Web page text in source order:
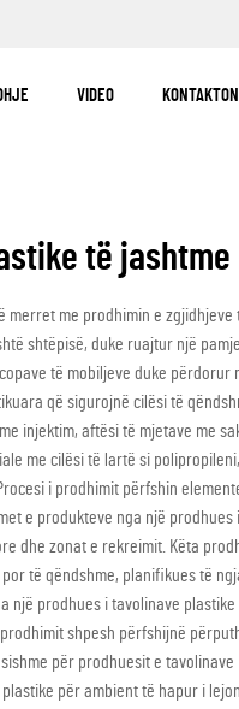
VIDEO
të jashtme
me prodhimin e
shtëpisë, duke ruajtur një
të mobiljeve duke
që sigurojnë cilësi të
injektim, aftësi të mjetave me
me cilësi të lartë si
i prodhimit përfshin
e produkteve nga një
dhe zonat e rekreimit. Këta
të qëndshme, planifikues të
prodhues i tavolinave
shpesh përfshijnë
për prodhuesit e
për ambient të hapur i